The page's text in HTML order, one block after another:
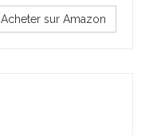
Acheter sur Amazon